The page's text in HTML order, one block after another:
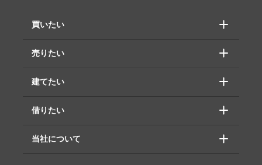
買いたい
売りたい
建てたい
借りたい
当社について